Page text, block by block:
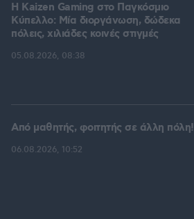
H Kaizen Gaming στο Παγκόσμιο
Kύπελλο: Μία διοργάνωση, δώδεκα
πόλεις, χιλιάδες κοινές στιγμές
05.08.2026, 08:38
Από μαθητής, φοιτητής σε άλλη πόλη!
06.08.2026, 10:52